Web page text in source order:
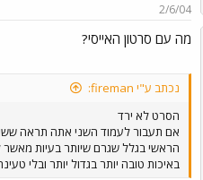
2/6/04
מה עם סרטון האייסי?
נכתב ע"י fireman:
הסרט לא ירד
אם תעבור לעמוד השני אתה תראה
הראשי בגלל שגרם שיותר בעיות מאשר
באיכות טובה יותר בגדול יותר ובלי